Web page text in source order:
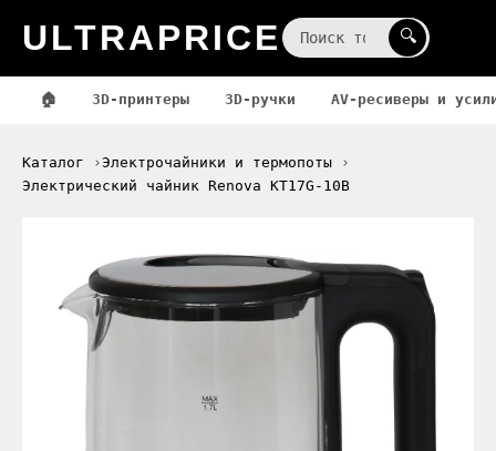
ULTRAPRICE 🔍
🏠 3D-принтеры 3D-ручки AV-ресиверы и
Каталог
Электрочайники и термопоты
Электрический чайник Renova KT17G-10B